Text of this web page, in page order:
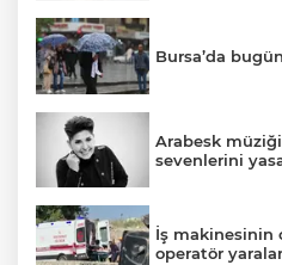
Bursa’da
Arabesk
sevenlerini
İş makinesinin
operatör